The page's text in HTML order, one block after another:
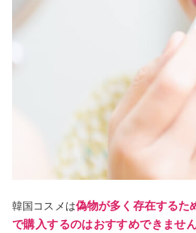
韓国コスメは偽物が多く存在するた
で購入するのはおすすめできませ